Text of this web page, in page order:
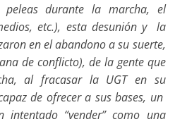
peleas durante la marcha, el
etc.), esta desunión y la
en el abandono a su suerte,
de conflicto), de la gente que
al fracasar la UGT en su
de ofrecer a sus bases, un
“vender” como una